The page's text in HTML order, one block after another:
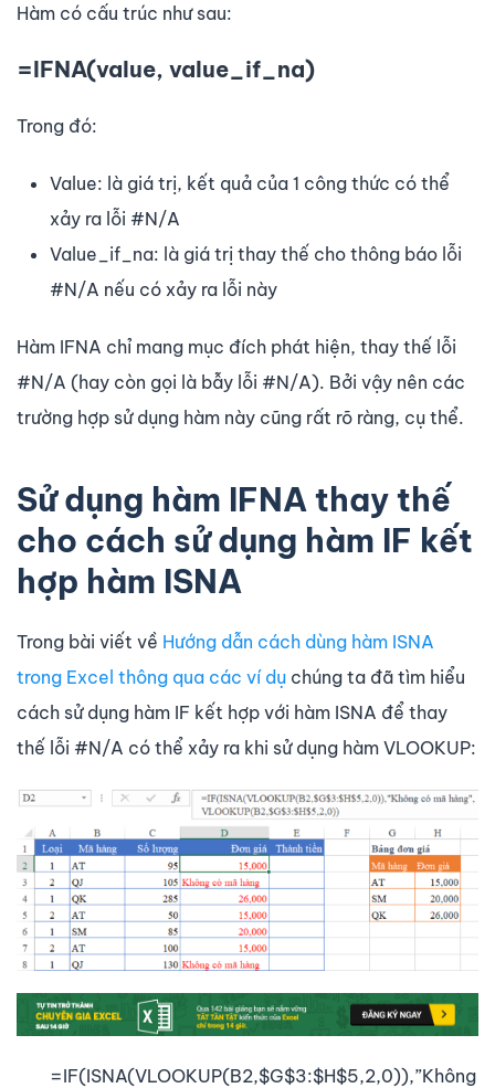
Hàm có cấu trúc như sau:
=IFNA(value, value_if_na)
Trong đó:
Value: là giá trị, kết quả của 1 công thức có thể
xảy ra lỗi #N/A
Value_if_na: là giá trị thay thế cho thông báo lỗi
#N/A nếu có xảy ra lỗi này
Hàm IFNA chỉ mang mục đích phát hiện, thay thế lỗi
#N/A (hay còn gọi là bẫy lỗi #N/A). Bởi vậy nên các
trường hợp sử dụng hàm này cũng rất rõ ràng, cụ thể.
Sử dụng hàm IFNA thay thế
cho cách sử dụng hàm IF kết
hợp hàm ISNA
Trong bài viết về Hướng dẫn cách dùng hàm ISNA
trong Excel thông qua các ví dụ chúng ta đã tìm hiểu
cách sử dụng hàm IF kết hợp với hàm ISNA để thay
thế lỗi #N/A có thể xảy ra khi sử dụng hàm VLOOKUP:
=IF(ISNA(VLOOKUP(B2,$G$3:$H$5,2,0)),”Không